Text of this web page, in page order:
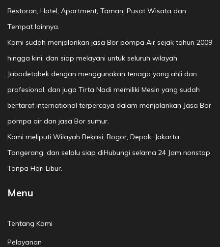
Restoran, Hotel, Apartment, Taman, Pusat Wisata dan
Tempat lainnya.
Kami sudah menjalankan jasa Bor pompa Air sejak tahun 2009
hingga kini, dan siap melayani untuk seluruh wilayah
Jabodetabek dengan menggunakan tenaga yang ahli dan
profesional, dan juga Tirta Nadi memiliki Mesin yang sudah
bertaraf international terpercaya dalam menjalankan Jasa Bor
pompa air dan jasa Bor sumur.
Kami meliputi Wilayah Bekasi, Bogor, Depok, Jakarta,
Tangerang, dan selalu siap diHubungi selama 24 Jam nonstop
Tanpa Hari Libur.
Menu
Tentang Kami
Pelayanan